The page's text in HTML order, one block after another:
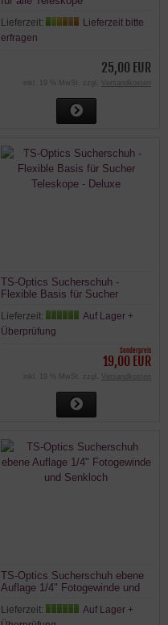
Lieferzeit:
Lieferzeit bitte
erfragen
25,00 EUR
inkl. 19 % MwSt. zzgl. Versandkosten
TS-Optics Sucherschuh -
Flexible Basis für Sucher
Lieferzeit:
Auf Lager +
Überprüfung
Sonderpreis
19,00 EUR
inkl. 19 % MwSt. zzgl. Versandkosten
TS-Optics Sucherschuh ebene
Auflage 1/4" Fotogewinde und
Lieferzeit:
Auf Lager +